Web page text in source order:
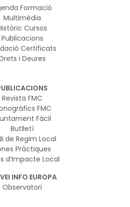
Formació
Multimèdia
Cursos
Publicacions
Certificats
i Deures
Revista FMC
FMC
Fàcil
Butlletí
de Regim Local
Pràctiques
d’Impacte Local
INFO EUROPA
Observatori